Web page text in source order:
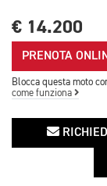
€ 14.200
PRENOTA
Blocca questa moto
come funziona